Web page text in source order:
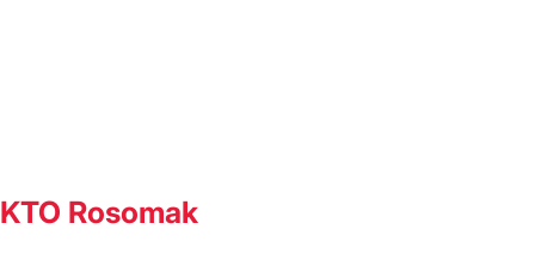
KTO Rosomak